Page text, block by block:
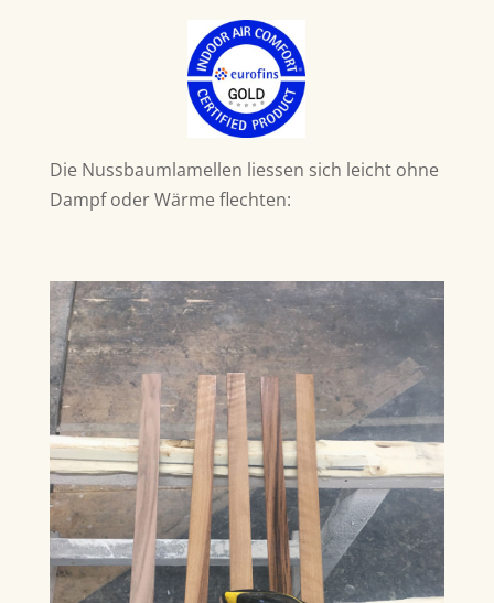
Die Nussbaumlamellen liessen sich leicht ohne
Dampf oder Wärme flechten: